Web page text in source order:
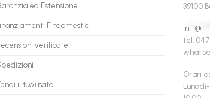
ed Estensione
Findomestic
verificate
il tuo usato
39100
in** @
tel.
Orari